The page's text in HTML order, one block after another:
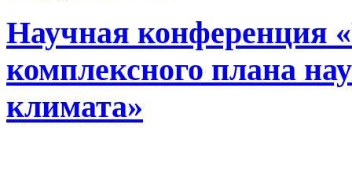
Научная конференция
комплексного плана
климата»